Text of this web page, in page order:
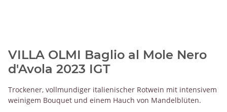
VILLA OLMI Baglio al Mole Nero
d'Avola 2023 IGT
Trockener, vollmundiger italienischer Rotwein mit intensivem
weinigem Bouquet und einem Hauch von Mandelblüten.